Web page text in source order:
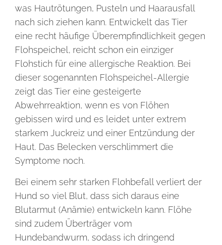
was Hautrötungen, Pusteln und Haarausfall
nach sich ziehen kann. Entwickelt das Tier
eine recht häufige Überempfindlichkeit gegen
Flohspeichel, reicht schon ein einziger
Flohstich für eine allergische Reaktion. Bei
dieser sogenannten Flohspeichel-Allergie
zeigt das Tier eine gesteigerte
Abwehrreaktion, wenn es von Flöhen
gebissen wird und es leidet unter extrem
starkem Juckreiz und einer Entzündung der
Haut. Das Belecken verschlimmert die
Symptome noch.
Bei einem sehr starken Flohbefall verliert der
Hund so viel Blut, dass sich daraus eine
Blutarmut (Anämie) entwickeln kann. Flöhe
sind zudem Überträger vom
Hundebandwurm, sodass ich dringend